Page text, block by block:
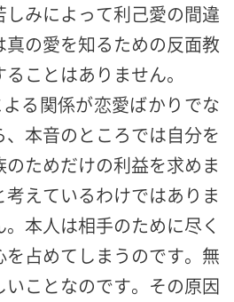
みによって利己愛の間違
の愛を知るための反面教
ことはありません。
よる関係が恋愛ばかりでな
本音のところでは自分を
ためだけの利益を求めま
えているわけではありま
本人は相手のために尽く
占めてしまうのです。無
ことなのです。その原因